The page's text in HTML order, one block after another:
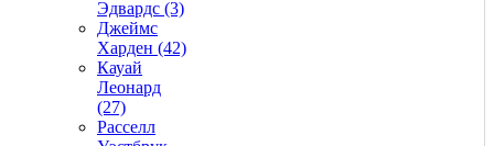
Эдвардс (3)
Джеймс
Харден (42)
Кауай
Леонард
(27)
Расселл